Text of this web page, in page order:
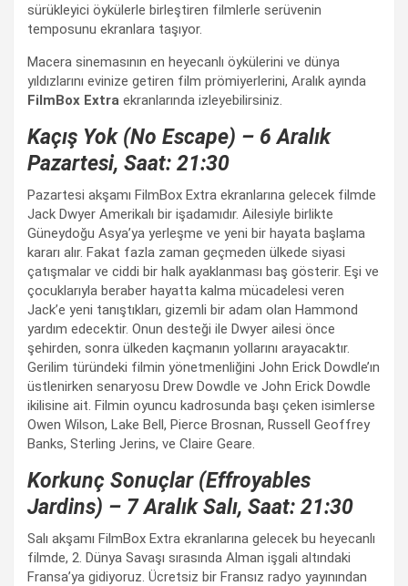
sürükleyici öykülerle birleştiren filmlerle serüvenin
temposunu ekranlara taşıyor.
Macera sinemasının en heyecanlı öykülerini ve dünya
yıldızlarını evinize getiren film prömiyerlerini, Aralık ayında
FilmBox Extra ekranlarında izleyebilirsiniz.
Kaçış Yok (No Escape) – 6 Aralık
Pazartesi, Saat: 21:30
Pazartesi akşamı FilmBox Extra ekranlarına gelecek filmde
Jack Dwyer Amerikalı bir işadamıdır. Ailesiyle birlikte
Güneydoğu Asya’ya yerleşme ve yeni bir hayata başlama
kararı alır. Fakat fazla zaman geçmeden ülkede siyasi
çatışmalar ve ciddi bir halk ayaklanması baş gösterir. Eşi ve
çocuklarıyla beraber hayatta kalma mücadelesi veren
Jack’e yeni tanıştıkları, gizemli bir adam olan Hammond
yardım edecektir. Onun desteği ile Dwyer ailesi önce
şehirden, sonra ülkeden kaçmanın yollarını arayacaktır.
Gerilim türündeki filmin yönetmenliğini John Erick Dowdle’ın
üstlenirken senaryosu Drew Dowdle ve John Erick Dowdle
ikilisine ait. Filmin oyuncu kadrosunda başı çeken isimlerse
Owen Wilson, Lake Bell, Pierce Brosnan, Russell Geoffrey
Banks, Sterling Jerins, ve Claire Geare.
Korkunç Sonuçlar (Effroyables
Jardins) – 7 Aralık Salı, Saat: 21:30
Salı akşamı FilmBox Extra ekranlarına gelecek bu heyecanlı
filmde, 2. Dünya Savaşı sırasında Alman işgali altındaki
Fransa’ya gidiyoruz. Ücretsiz bir Fransız radyo yayınından